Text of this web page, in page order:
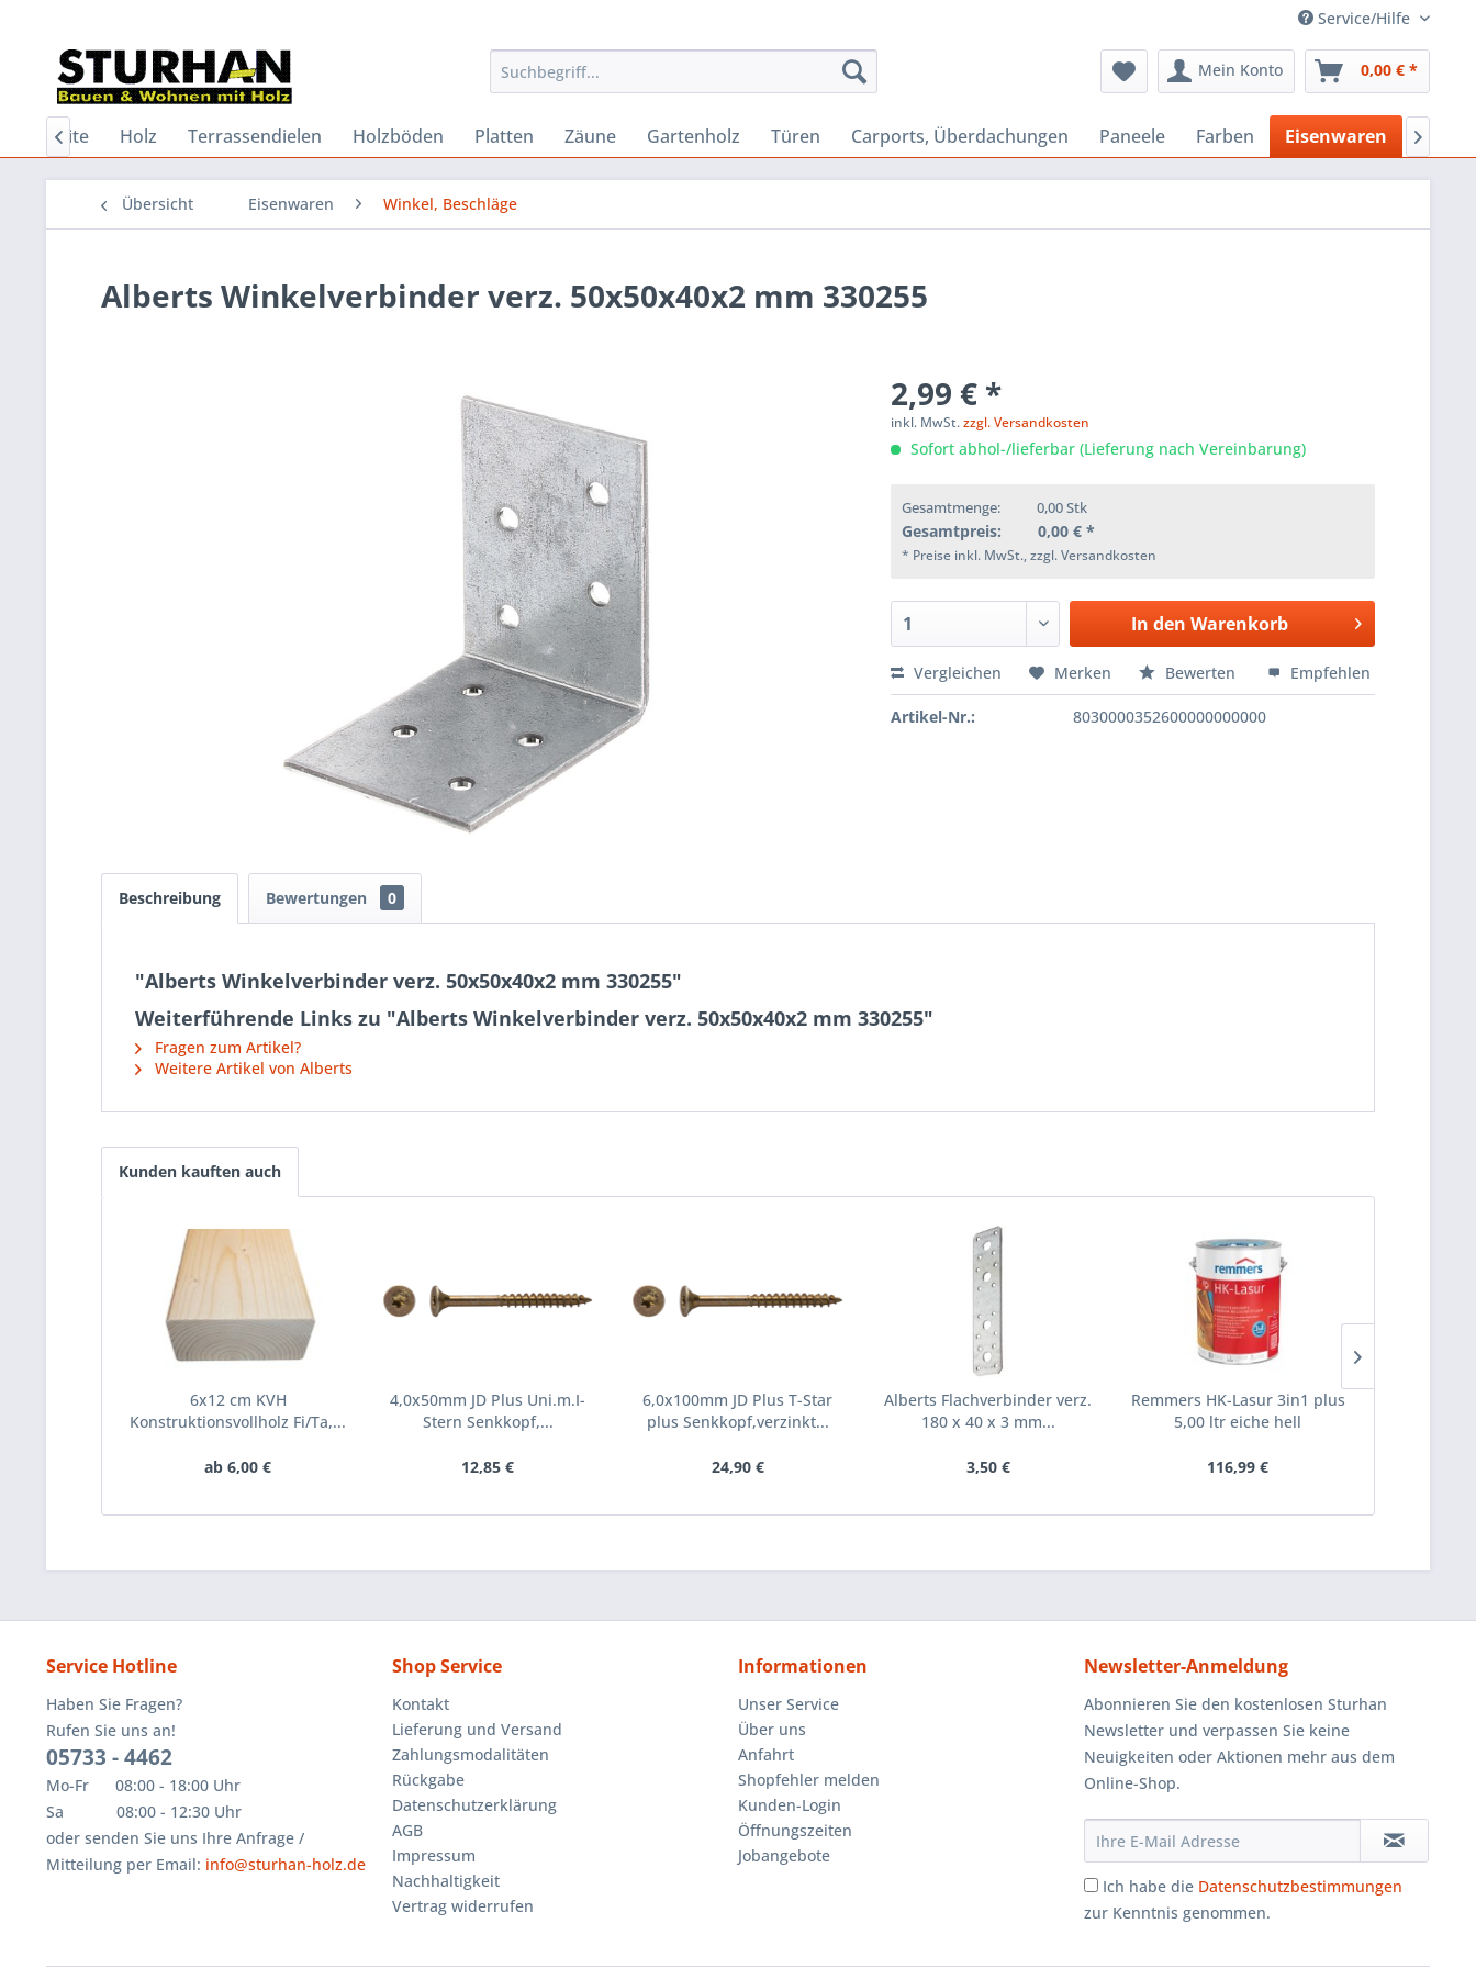
Service/Hilfe
Mein Konto 0,00 € *
Startseite Holz Terrassendielen Holzböden Platten Zäune Gartenholz Türen Carports, Überdachungen Paneele Farben Eisenwaren
 
Übersicht Eisenwaren Winkel, Beschläge
Alberts Winkelverbinder verz. 50x50x40x2 mm 330255
2,99 € *
inkl. MwSt.zzgl. Versandkosten
Sofort abhol-/lieferbar (Lieferung nach Vereinbarung)
Gesamtmenge: 0,00Stk
Gesamtpreis: 0,00 € *
* Preise inkl. MwSt., zzgl. Versandkosten
In den Warenkorb
Vergleichen Merken Bewerten Empfehlen
Artikel-Nr.: 8030000352600000000000
Beschreibung Bewertungen 0
"Alberts Winkelverbinder verz. 50x50x40x2 mm 330255"
Weiterführende Links zu "Alberts Winkelverbinder verz. 50x50x40x2 mm 330255"
Fragen zum Artikel?
Weitere Artikel von Alberts
Kunden kauften auch
6x12 cm KVH
Konstruktionsvollholz Fi/Ta,...
ab 6,00 €
4,0x50mm JD Plus Uni.m.I-
Stern Senkkopf,...
12,85 €
6,0x100mm JD Plus T-Star
plus Senkkopf,verzinkt...
24,90 €
Alberts Flachverbinder verz.
180 x 40 x 3 mm...
3,50 €
Remmers HK-Lasur 3in1 plus
5,00 ltr eiche hell
116,99 €
Service Hotline
Haben Sie Fragen?
Rufen Sie uns an!
05733 - 4462
Mo-Fr 08:00 - 18:00 Uhr
Sa 08:00 - 12:30 Uhr
oder senden Sie uns Ihre Anfrage /
Mitteilung per Email: info@sturhan-holz.de
Shop Service
Kontakt
Lieferung und Versand
Zahlungsmodalitäten
Rückgabe
Datenschutzerklärung
AGB
Impressum
Nachhaltigkeit
Vertrag widerrufen
Informationen
Unser Service
Über uns
Anfahrt
Shopfehler melden
Kunden-Login
Öffnungszeiten
Jobangebote
Newsletter-Anmeldung
Abonnieren Sie den kostenlosen Sturhan
Newsletter und verpassen Sie keine
Neuigkeiten oder Aktionen mehr aus dem
Online-Shop.
Ich habe die Datenschutzbestimmungen
zur Kenntnis genommen.